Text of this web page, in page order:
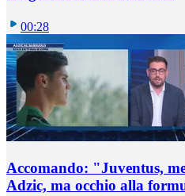
00:28
Accomando: "Juventus,
Adzic, ma occhio alla